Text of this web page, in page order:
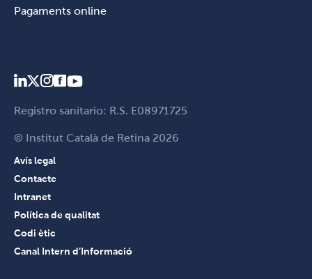
Pagaments online
Registro sanitario: R.S. E08971725
© Institut Català de Retina 2026
Avís legal
Contacte
Intranet
Política de qualitat
Codi ètic
Canal Intern d’Informació